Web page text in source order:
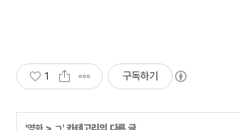
1 구독하기